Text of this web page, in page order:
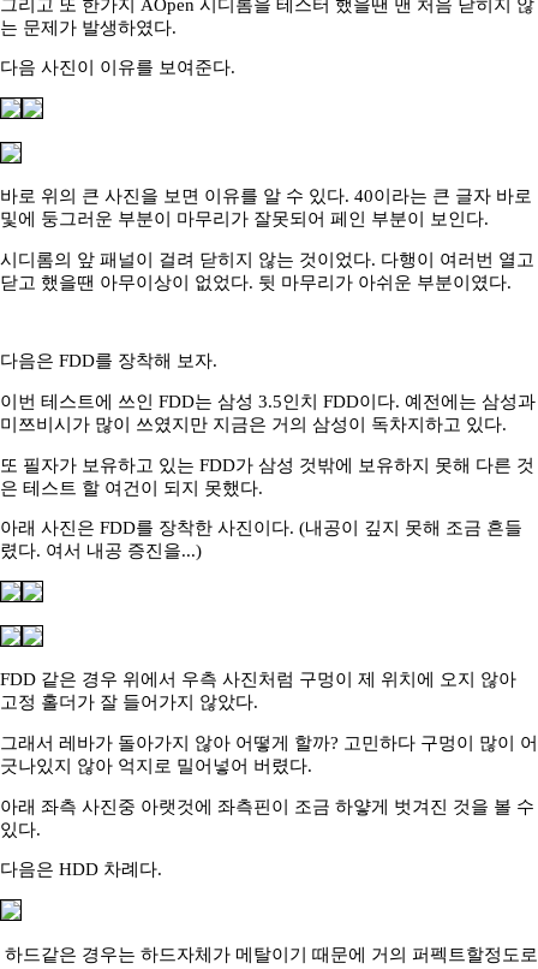
그리고 또 한가지 AOpen 시디롬을 테스터 했을땐 맨 처음 닫히지 않
는 문제가 발생하였다.
다음 사진이 이유를 보여준다.
바로 위의 큰 사진을 보면 이유를 알 수 있다. 40이라는 큰 글자 바로
및에 둥그러운 부분이 마무리가 잘못되어 페인 부분이 보인다.
시디롬의 앞 패널이 걸려 닫히지 않는 것이었다. 다행이 여러번 열고
닫고 했을땐 아무이상이 없었다. 뒷 마무리가 아쉬운 부분이였다.
다음은 FDD를 장착해 보자.
이번 테스트에 쓰인 FDD는 삼성 3.5인치 FDD이다. 예전에는 삼성과
미쯔비시가 많이 쓰였지만 지금은 거의 삼성이 독차지하고 있다.
또 필자가 보유하고 있는 FDD가 삼성 것밖에 보유하지 못해 다른 것
은 테스트 할 여건이 되지 못했다.
아래 사진은 FDD를 장착한 사진이다. (내공이 깊지 못해 조금 흔들
렸다. 여서 내공 증진을...)
FDD 같은 경우 위에서 우측 사진처럼 구멍이 제 위치에 오지 않아
고정 홀더가 잘 들어가지 않았다.
그래서 레바가 돌아가지 않아 어떻게 할까? 고민하다 구멍이 많이 어
긋나있지 않아 억지로 밀어넣어 버렸다.
아래 좌측 사진중 아랫것에 좌측핀이 조금 하얗게 벗겨진 것을 볼 수
있다.
다음은 HDD 차례다.
하드같은 경우는 하드자체가 메탈이기 때문에 거의 퍼펙트할정도로